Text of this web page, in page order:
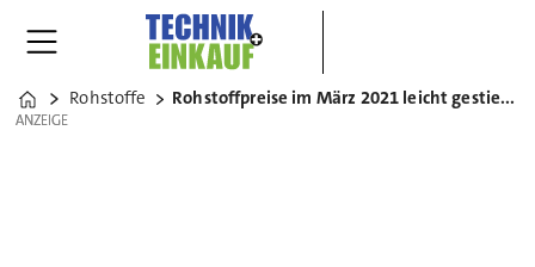
Home
Rohstoffe Rohstoffpreise im März 2021 leicht gestiegen
ANZEIGE
ANZEIGE